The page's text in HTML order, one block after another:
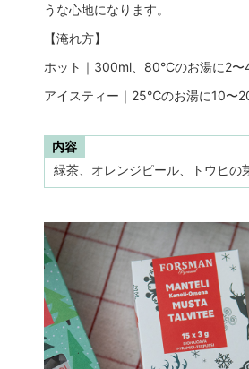
うな心地になります。
【淹れ方】
ホット｜300ml、80°Cのお湯に2〜4
アイスティー｜25℃のお湯に10〜20
内容
緑茶、オレンジピール、トウヒの